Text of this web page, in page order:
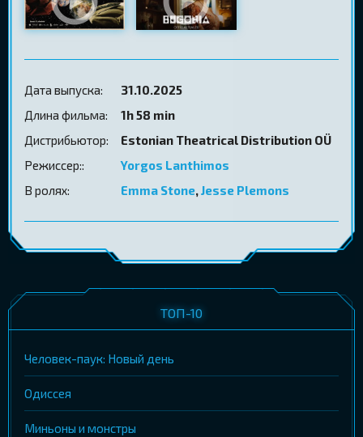
Дата выпуска:
31.10.2025
Длина фильма:
1h 58 min
Дистрибьютор:
Estonian Theatrical Distribution OÜ
Режиссер::
Yorgos Lanthimos
В ролях:
Emma Stone,Jesse Plemons
ТОП-10
Человек-паук: Новый день
Одиссея
Миньоны и монстры